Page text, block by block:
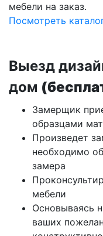
мебели на заказ.
Посмотреть
Выезд
дом
Замерщик
образцами
Произведет
необходимо
замера
мебели
Основываясь
ваших